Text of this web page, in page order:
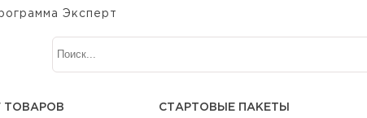
Эксперт
ТОВАРОВ СТАРТОВЫЕ ПАКЕТЫ